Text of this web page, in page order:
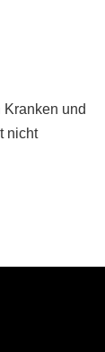
und
nicht